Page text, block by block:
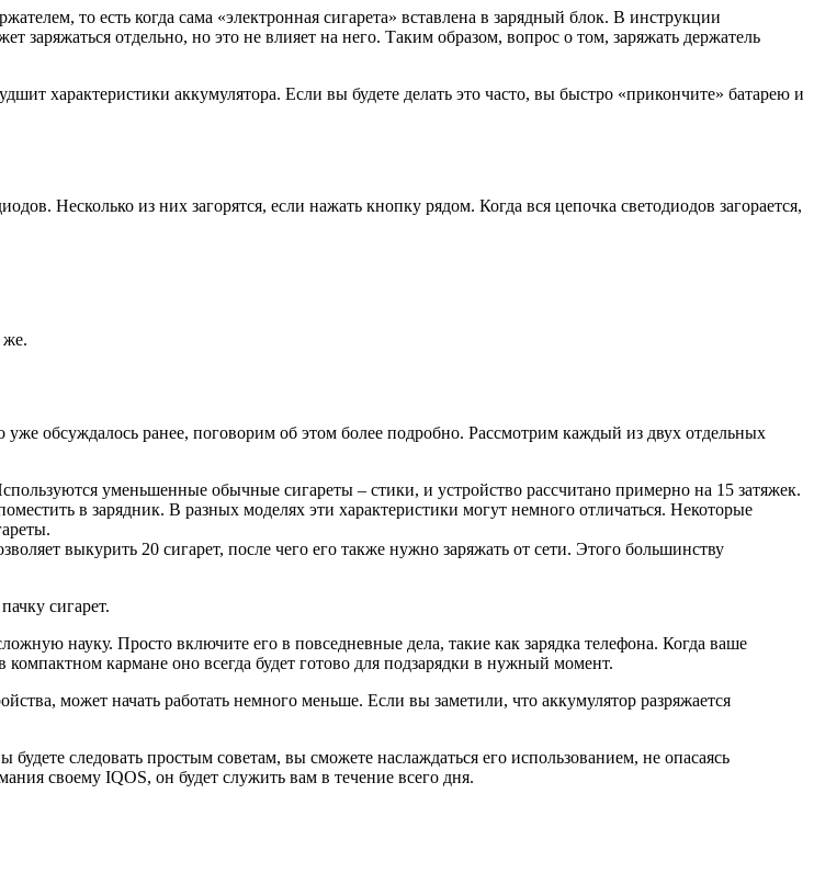
то есть когда сама «электронная сигарета» вставлена в зарядный блок. В инструкции
отдельно, но это не влияет на него. Таким образом, вопрос о том, заряжать держатель
характеристики аккумулятора. Если вы будете делать это часто, вы быстро «прикончите» батарею и
Несколько из них загорятся, если нажать кнопку рядом. Когда вся цепочка светодиодов загорается,
же.
обсуждалось ранее, поговорим об этом более подробно. Рассмотрим каждый из двух отдельных
уменьшенные обычные сигареты – стики, и устройство рассчитано примерно на 15 затяжек.
в зарядник. В разных моделях эти характеристики могут немного отличаться. Некоторые
выкурить 20 сигарет, после чего его также нужно заряжать от сети. Этого большинству
сигарет.
науку. Просто включите его в повседневные дела, такие как зарядка телефона. Когда ваше
кармане оно всегда будет готово для подзарядки в нужный момент.
может начать работать немного меньше. Если вы заметили, что аккумулятор разряжается
следовать простым советам, вы сможете наслаждаться его использованием, не опасаясь
своему IQOS, он будет служить вам в течение всего дня.